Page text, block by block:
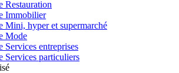
Restauration
Immobilier
Mini, hyper et supermarché
Mode
Services entreprises
Services particuliers